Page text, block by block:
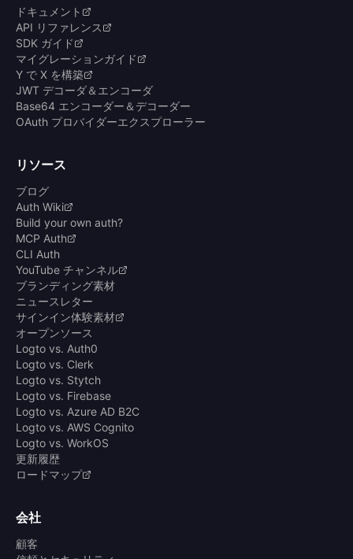
ドキュメント
API リファレンス
SDK ガイド
マイグレーションガイド
Y で X を構築
JWT デコーダ＆エンコーダ
Base64 エンコーダー＆デコーダー
OAuth プロバイダーエクスプローラー
リソース
ブログ
Auth Wiki
Build your own auth?
MCP Auth
CLI Auth
YouTube チャンネル
ブランディング素材
ニュースレター
サインイン体験素材
オープンソース
Logto vs. Auth0
Logto vs. Clerk
Logto vs. Stytch
Logto vs. Firebase
Logto vs. Azure AD B2C
Logto vs. AWS Cognito
Logto vs. WorkOS
更新履歴
ロードマップ
会社
顧客